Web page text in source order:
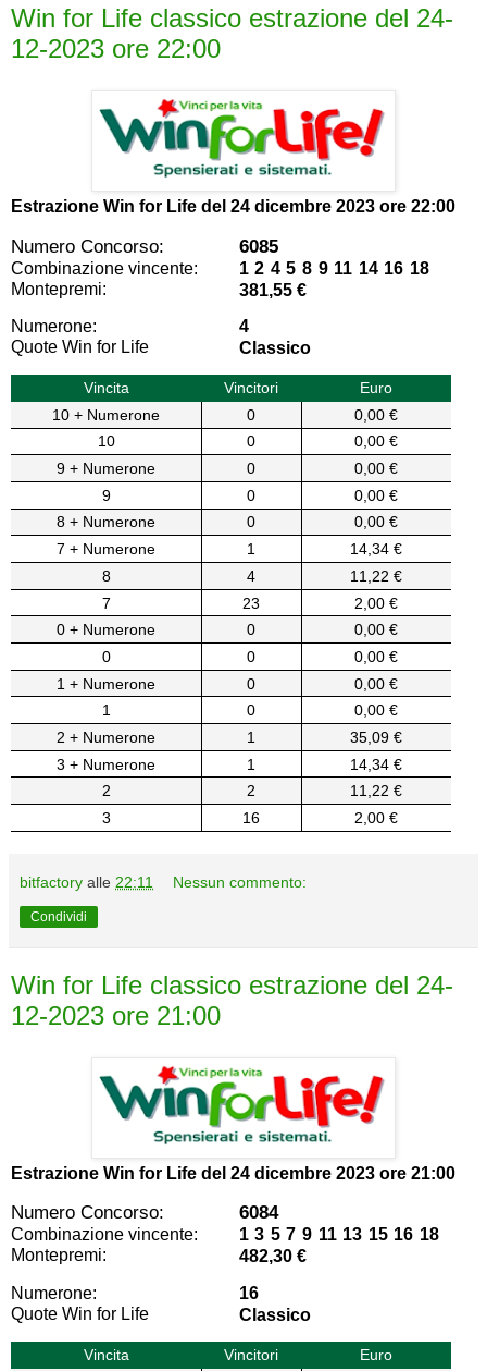
Win for Life classico estrazione del 24-
12-2023 ore 22:00
Estrazione Win for Life del 24 dicembre 2023 ore 22:00
Numero Concorso: 6085
Combinazione vincente:
1 2 4 5 8 9 11 14 16 18
Montepremi:
381,55 €
Numerone:
4
Quote Win for Life
Classico
Vincita Vincitori
Euro
10 + Numerone
0
0,00 €
10
0
0,00 €
9 + Numerone
0
0,00 €
9
0
0,00 €
8 + Numerone
0
0,00 €
7 + Numerone
1
14,34 €
8
4
11,22 €
7
23
2,00 €
0 + Numerone
0
0,00 €
0
0
0,00 €
1 + Numerone
0
0,00 €
1
0
0,00 €
2 + Numerone
1
35,09 €
3 + Numerone
1
14,34 €
2
2
11,22 €
3
16 2,00 €
bitfactory alle 22:11 Nessun commento:
Condividi
Win for Life classico estrazione del 24-
12-2023 ore 21:00
Estrazione Win for Life del 24 dicembre 2023 ore 21:00
Numero Concorso: 6084
Combinazione vincente:
1 3 5 7 9 11 13 15 16 18
Montepremi:
482,30 €
Numerone:
16
Quote Win for Life
Classico
Vincita Vincitori
Euro